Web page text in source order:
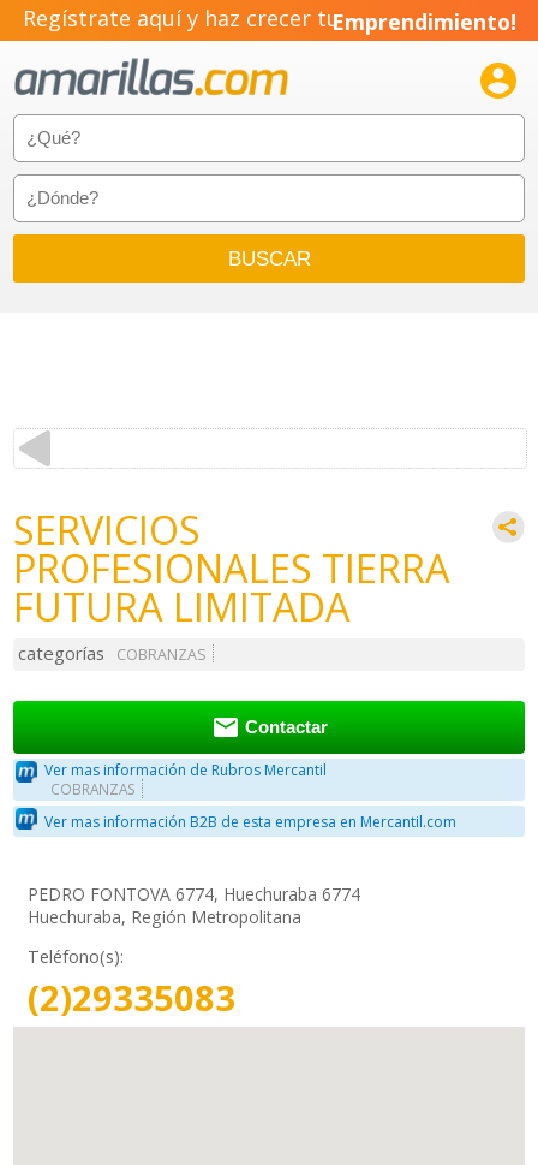
Regístrate aquí y haz crecer tuEmprendimiento!

SERVICIOS
PROFESIONALES TIERRA
FUTURA LIMITADA
categorías COBRANZAS
 Contactar
Ver mas información de Rubros Mercantil
COBRANZAS
Ver mas información B2B de esta empresa en Mercantil.com
PEDRO FONTOVA 6774, Huechuraba 6774
Huechuraba, Región Metropolitana
Teléfono(s):
(2)29335083